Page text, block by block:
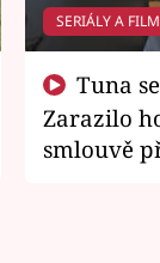
SERIÁLY A
Zarazilo
smlouvě